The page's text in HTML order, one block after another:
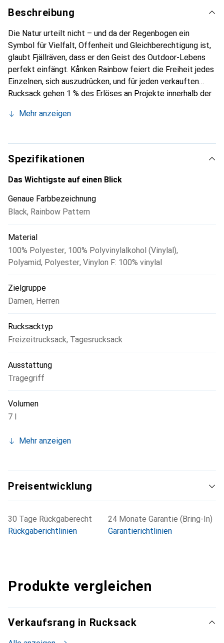
Beschreibung
Die Natur urteilt nicht – und da der Regenbogen ein
Symbol für Vielfalt, Offenheit und Gleichberechtigung ist,
glaubt Fjällräven, dass er den Geist des Outdoor-Lebens
perfekt einfängt. Kånken Rainbow feiert die Freiheit jedes
Einzelnen, sich auszudrücken, und für jeden verkauften
Rucksack gehen 1 % des Erlöses an Projekte innerhalb der
mit all der grossartigen Kånken-Liebe und noch ein
Dadurch, dass es Feuchtigkeit besser absorbiert als jede
andere Synthetikfaser, schwillt Vinylon F wie eine
Naturfaser an und füllt die Zwischenräume im Gewebe auf.
Das Gewebe ist also aufgrund seines Aufbaus wasserdicht,
ein leichteres und haltbareres Material. Hinzu kommt eine
hohe Abriebfestigkeit, die dafür sorgt, dass Vinylon F
Beweis stellt.
Mehr anzeigen
Spezifikationen
Das Wichtigste auf einen Blick
Genaue Farbbezeichnung
Black, Rainbow Pattern
Material
100% Polyester, 100% Polyvinylalkohol (Vinylal),
Polyamid, Polyester, Vinylon F: 100% vinylal
Zielgruppe
Damen, Herren
Rucksacktyp
Freizeitrucksack, Tagesrucksack
Ausstattung
Tragegriff
Volumen
7 l
Mehr anzeigen
Preisentwicklung
30 Tage Rückgaberecht
Rückgaberichtlinien
24 Monate Garantie (Bring-In)
Garantierichtlinien
Produkte vergleichen
Verkaufsrang in Rucksack